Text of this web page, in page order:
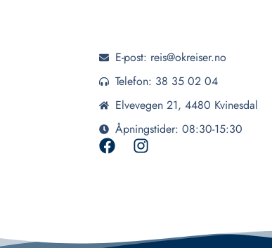
E-post: reis@okreiser.no
Telefon: 38 35 02 04
Elvevegen 21, 4480 Kvinesdal
Åpningstider: 08:30-15:30